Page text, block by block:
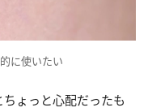
に使いたい
ちょっと心配だったも